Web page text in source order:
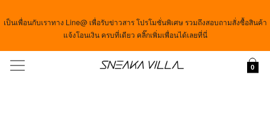
เป็นเพื่อนกับเราทาง Line@ เพื่อรับข่าวสาร โปรโมชั่นพิเศษ รวมถึงสอบถามสั่งซื้อสินค้า
แจ้งโอนเงิน ครบที่เดียว คลิ๊กเพิ่มเพื่อนได้เลยที่นี่
0
Menu